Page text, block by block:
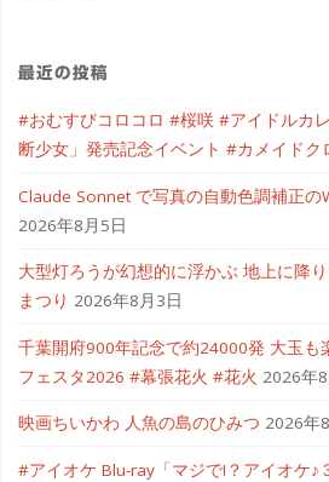
最近の投稿
#おむすびコロコロ #桜咲 #アイドルカ
断少女」発売記念イベント #カメイドク
Claude Sonnet で写真の自動色調補正の
2026年8月5日
大型灯ろうが幻想的に浮かぶ 地上に降
まつり 2026年8月3日
千葉開府900年記念で約24000発 大玉も
フェスタ2026 #幕張花火 #花火 2026年
映画ちいかわ 人魚の島のひみつ 2026年
#アイオケ Blu-ray「マジで!？アイオケ♪